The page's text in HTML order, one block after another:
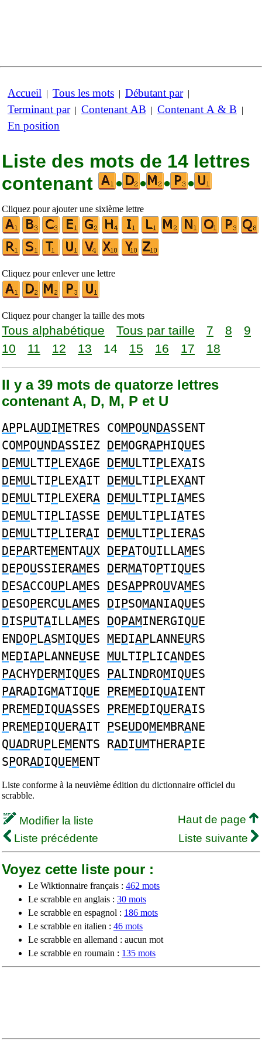
Accueil | Tous les mots | Débutant par|
Terminant par| Contenant AB | Contenant A & B |
En position
Liste des mots de 14 lettres
contenant
• • • •
Cliquez pour ajouter une sixième lettre
Cliquez pour enlever une lettre
Cliquez pour changer la taille des mots
Tous alphabétique Tous par taille 7 8
9
10
11 12 13 14 15 16 17 18
Il y a 39 mots de quatorze lettres
contenant A, D, M, P et U
APPLAUDIMETRES COMPOUNDASSENT
COMPOUNDASSIEZ DEMOGRAPHIQUES
DEMULTIPLEXAGE DEMULTIPLEXAIS
DEMULTIPLEXAIT DEMULTIPLEXANT
DEMULTIPLEXERA DEMULTIPLIAMES
DEMULTIPLIASSE DEMULTIPLIATES
DEMULTIPLIERAI DEMULTIPLIERAS
DEPARTEMENTAUX DEPATOUILLAMES
DEPOUSSIERAMES DERMATOPTIQUES
DESACCOUPLAMES DESAPPROUVAMES
DESOPERCULAMES DIPSOMANIAQUES
DISPUTAILLAMES DOPAMINERGIQUE
ENDOPLASMIQUES MEDIAPLANNEURS
MEDIAPLANNEUSE MULTIPLICANDES
PACHYDERMIQUES PALINDROMIQUES
PARADIGMATIQUE PREMEDIQUAIENT
PREMEDIQUASSES PREMEDIQUERAIS
PREMEDIQUERAIT PSEUDOMEMBRANE
QUADRUPLEMENTS RADIUMTHERAPIE
SPORADIQUEMENT
Liste conforme à la neuvième édition du dictionnaire officiel du
scrabble.
Modifier la liste
Haut de page
Liste précédente
Liste suivante
Voyez cette liste pour :
Le Wiktionnaire français : 462 mots
Le scrabble en anglais : 30 mots
Le scrabble en espagnol : 186 mots
Le scrabble en italien : 46 mots
Le scrabble en allemand : aucun mot
Le scrabble en roumain : 135 mots